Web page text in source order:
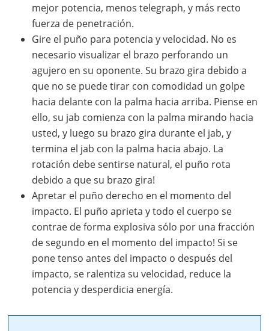
mejor potencia, menos telegraph, y más recto
fuerza de penetración.
Gire el puño para potencia y velocidad. No es
necesario visualizar el brazo perforando un
agujero en su oponente. Su brazo gira debido a
que no se puede tirar con comodidad un golpe
hacia delante con la palma hacia arriba. Piense en
ello, su jab comienza con la palma mirando hacia
usted, y luego su brazo gira durante el jab, y
termina el jab con la palma hacia abajo. La
rotación debe sentirse natural, el puño rota
debido a que su brazo gira!
Apretar el puño derecho en el momento del
impacto. El puño aprieta y todo el cuerpo se
contrae de forma explosiva sólo por una fracción
de segundo en el momento del impacto! Si se
pone tenso antes del impacto o después del
impacto, se ralentiza su velocidad, reduce la
potencia y desperdicia energía.